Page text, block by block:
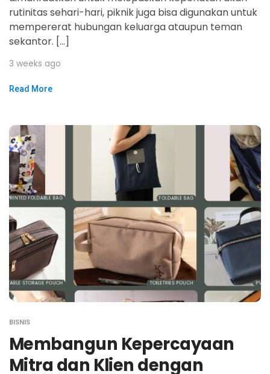
rutinitas sehari-hari, piknik juga bisa digunakan untuk
mempererat hubungan keluarga ataupun teman
sekantor. […]
3 weeks ago
Read More
BISNIS
Membangun Kepercayaan
Mitra dan Klien dengan